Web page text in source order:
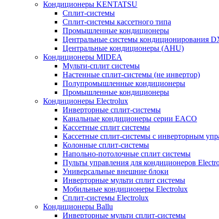
Кондиционеры KENTATSU
Сплит-системы
Сплит-системы кассетного типа
Промышленные кондиционеры
Центральные системы кондиционирования
Центральные кондиционеры (AHU)
Кондиционеры MIDEA
Мульти-сплит системы
Настенные сплит-системы (не инвертор)
Полупромышленные кондиционеры
Промышленные кондиционеры
Кондиционеры Electrolux
Инверторные сплит-системы
Канальные кондиционеры серии EACO
Кассетные сплит системы
Кассетные сплит-системы с инверторным
Колонные сплит-системы
Напольно-потолочные сплит системы
Пульты управления для кондиционеров
Универсальные внешние блоки
Инверторные мульти сплит системы
Мобильные кондиционеры Electrolux
Сплит-системы Electrolux
Кондиционеры Ballu
Инверторные мульти сплит-системы